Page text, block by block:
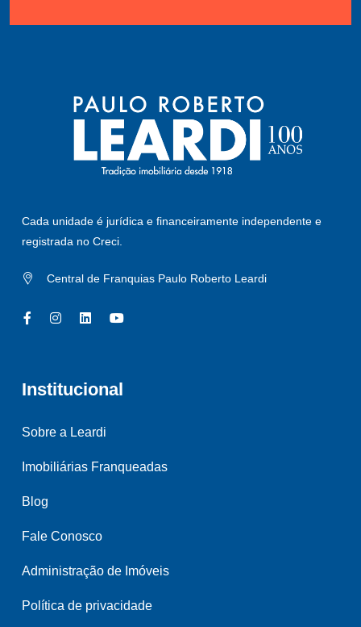
Cada unidade é jurídica e financeiramente independente e
registrada no Creci.
Central de Franquias Paulo Roberto Leardi
Institucional
Sobre a Leardi
Imobiliárias Franqueadas
Blog
Fale Conosco
Administração de Imóveis
Política de privacidade